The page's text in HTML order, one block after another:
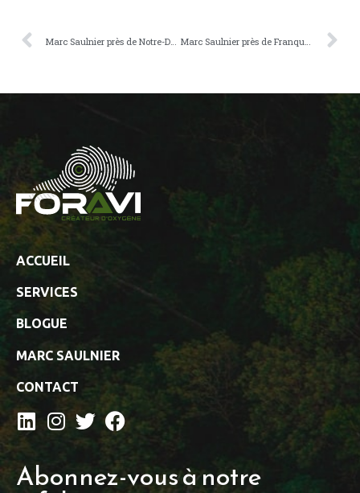
ACCUEIL
SERVICES
BLOGUE
MARC SAULNIER
CONTACT
Abonnez-vous à notre